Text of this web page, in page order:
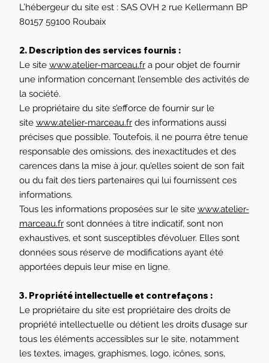
L’hébergeur du site est : SAS OVH 2 rue Kellermann BP
80157 59100 Roubaix
2. Description des services fournis :
Le site www.atelier-marceau.fra pour objet de fournir
une information concernant l’ensemble des activités de
la société.
Le propriétaire du site s’efforce de fournir sur le
site www.atelier-marceau.frdes informations aussi
précises que possible. Toutefois, il ne pourra être tenue
responsable des omissions, des inexactitudes et des
carences dans la mise à jour, qu’elles soient de son fait
ou du fait des tiers partenaires qui lui fournissent ces
informations.
Tous les informations proposées sur le site www.atelier-
marceau.frsont données à titre indicatif, sont non
exhaustives, et sont susceptibles d’évoluer. Elles sont
données sous réserve de modifications ayant été
apportées depuis leur mise en ligne.
3. Propriété intellectuelle et contrefaçons :
Le propriétaire du site est propriétaire des droits de
propriété intellectuelle ou détient les droits d’usage sur
tous les éléments accessibles sur le site, notamment
les textes, images, graphismes, logo, icônes, sons,